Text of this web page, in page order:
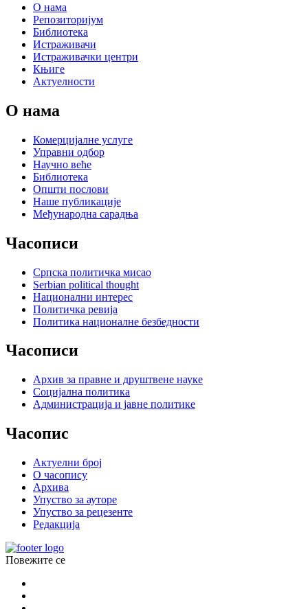
О нама
Репозиторијум
Библиотека
Истраживачи
Истраживачки центри
Књиге
Актуелности
О нама
Комерцијалне услуге
Управни одбор
Научно веће
Библиотека
Општи послови
Наше публикације
Међународна сарадња
Часописи
Српска политичка мисао
Serbian political thought
Национални интерес
Политичка ревија
Политика националне безбедности
Часописи
Архив за правне и друштвене науке
Социјална политика
Администрација и јавне политике
Часопис
Актуелни број
О часопису
Архива
Упуство за ауторе
Упуство за рецезенте
Редакција
Повежите се